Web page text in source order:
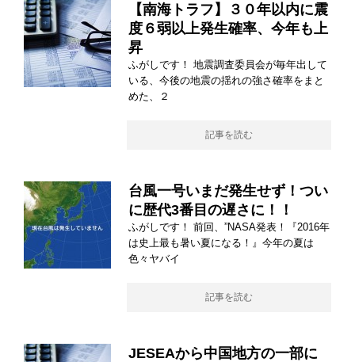
【南海トラフ】３０年以内に震
度６弱以上発生確率、今年も上
昇
ふがしです！ 地震調査委員会が毎年出して
いる、今後の地震の揺れの強さ確率をまと
めた、２
記事を読む
台風一号いまだ発生せず！つい
に歴代3番目の遅さに！！
ふがしです！ 前回、”NASA発表！『2016年
は史上最も暑い夏になる！』今年の夏は
色々ヤバイ
記事を読む
JESEAから中国地方の一部に